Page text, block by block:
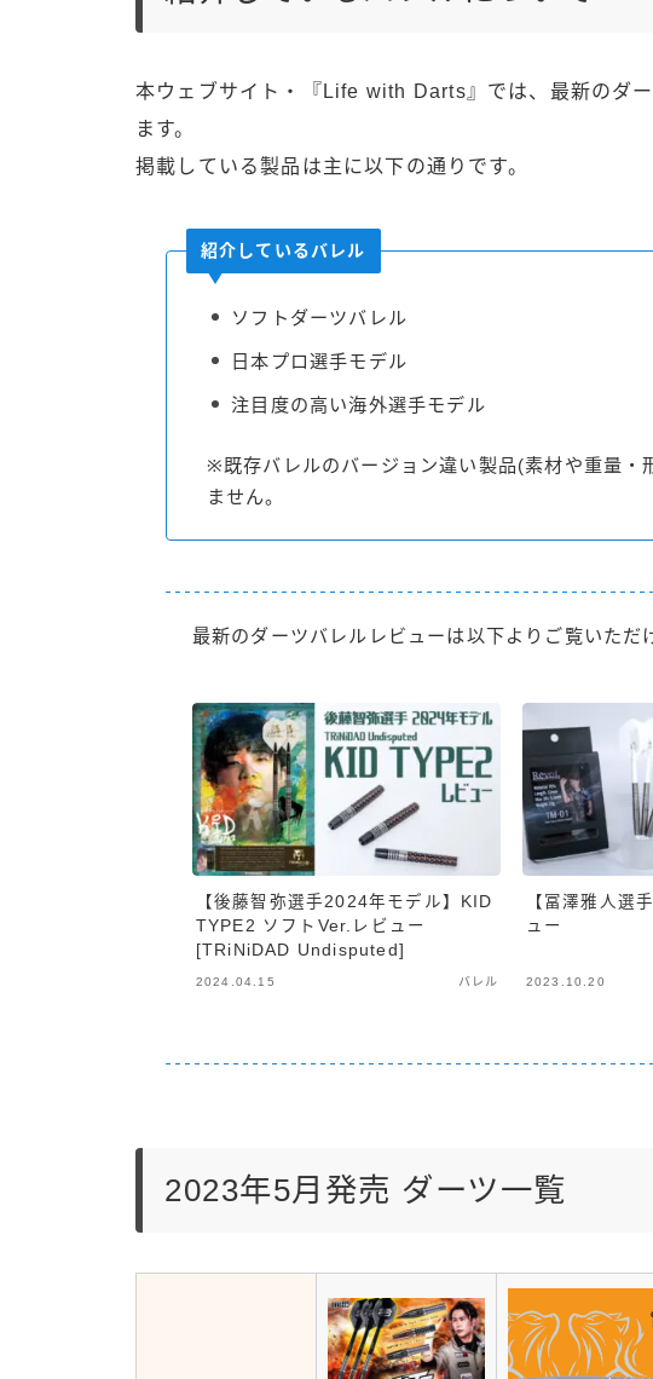
本ウェブサイト・『Life with Darts』では、最新のダ
ます。
掲載している製品は主に以下の通りです。
紹介しているバレル
ソフトダーツバレル
日本プロ選手モデル
注目度の高い海外選手モデル
※既存バレルのバージョン違い製品(素材や重量・
ません。
最新のダーツバレルレビューは以下よりご覧いただ
【後藤智弥選手2024年モデル】KID
TYPE2 ソフトVer.レビュー
[TRiNiDAD Undisputed]
2024.04.15 バレル
【冨澤雅人選
ュー
2023.10.20
2023年5月発売 ダーツ一覧